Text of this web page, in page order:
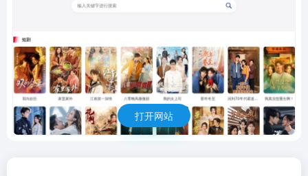
打开网站